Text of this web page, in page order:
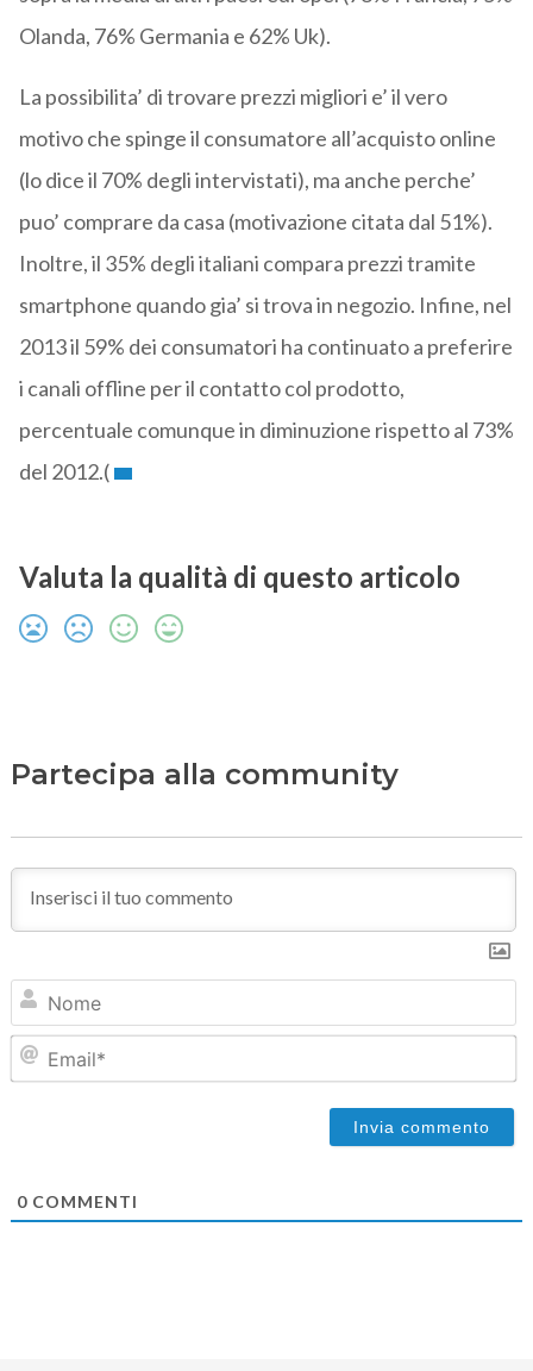
Olanda, 76% Germania e 62% Uk).
La possibilita’ di trovare prezzi migliori e’ il vero
motivo che spinge il consumatore all’acquisto online
(lo dice il 70% degli intervistati), ma anche perche’
puo’ comprare da casa (motivazione citata dal 51%).
Inoltre, il 35% degli italiani compara prezzi tramite
smartphone quando gia’ si trova in negozio. Infine, nel
2013 il 59% dei consumatori ha continuato a preferire
i canali offline per il contatto col prodotto,
percentuale comunque in diminuzione rispetto al 73%
del 2012.(
Valuta la qualità di questo articolo
Partecipa alla community
0COMMENTI